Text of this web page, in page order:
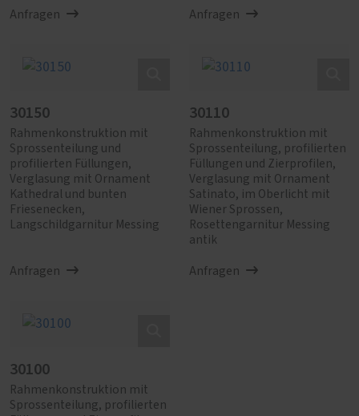
Anfragen Anfragen
30150
Rahmenkonstruktion mit
Sprossenteilung und
profilierten Füllungen,
Verglasung mit Ornament
Kathedral und bunten
Friesenecken,
Langschildgarnitur Messing
Anfragen
30110
Rahmenkonstruktion mit
Sprossenteilung, profilierten
Füllungen und Zierprofilen,
Verglasung mit Ornament
Satinato, im Oberlicht mit
Wiener Sprossen,
Rosettengarnitur Messing
antik
Anfragen
30100
Rahmenkonstruktion mit
Sprossenteilung, profilierten